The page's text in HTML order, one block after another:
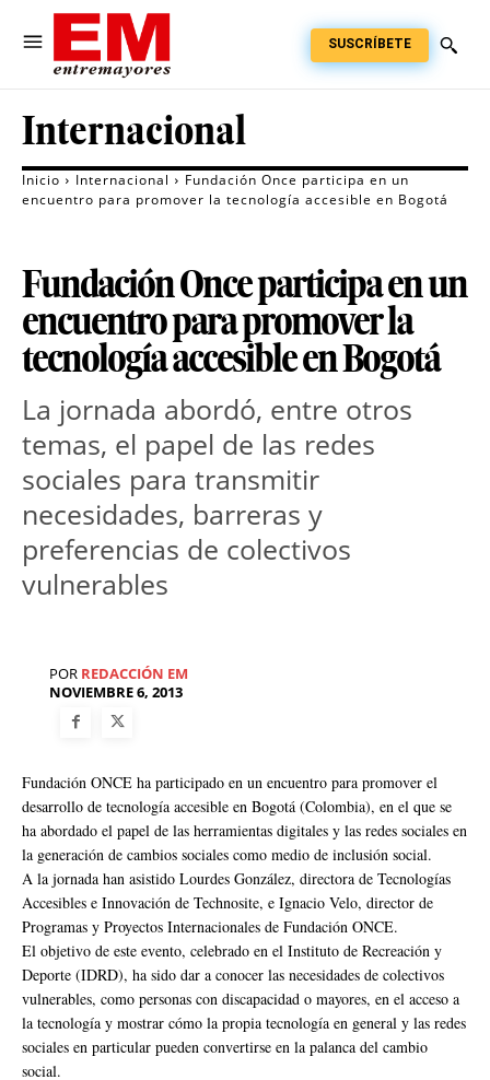
SUSCRÍBETE
Internacional
Inicio Internacional
Fundación Once participa en un
encuentro para promover la tecnología accesible en Bogotá
Fundación Once participa en un
encuentro para promover la
tecnología accesible en Bogotá
La jornada abordó, entre otros
temas, el papel de las redes
sociales para transmitir
necesidades, barreras y
preferencias de colectivos
vulnerables
POR REDACCIÓN EM
NOVIEMBRE 6, 2013
Fundación ONCE ha participado en un encuentro para promover el
desarrollo de tecnología accesible en Bogotá (Colombia), en el que se
ha abordado el papel de las herramientas digitales y las redes sociales en
la generación de cambios sociales como medio de inclusión social.
A la jornada han asistido Lourdes González, directora de Tecnologías
Accesibles e Innovación de Technosite, e Ignacio Velo, director de
Programas y Proyectos Internacionales de Fundación ONCE.
El objetivo de este evento, celebrado en el Instituto de Recreación y
Deporte (IDRD), ha sido dar a conocer las necesidades de colectivos
vulnerables, como personas con discapacidad o mayores, en el acceso a
la tecnología y mostrar cómo la propia tecnología en general y las redes
sociales en particular pueden convertirse en la palanca del cambio
social.